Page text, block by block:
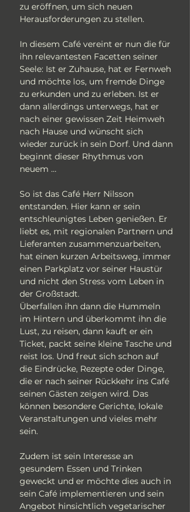
zu eröffnen, um sich neuen
Herausforderungen zu stellen.
In diesem Café vereint er nun die für
ihn relevantesten Facetten seiner
Seele: Ist er Zuhause, hat er Fernweh
und möchte los, um fremde Dinge
zu erkunden und zu erleben. Ist er
dann allerdings unterwegs, hat er
nach einer gewissen Zeit Heimweh
nach Hause und wünscht sich
wieder zurück in sein Dorf. Und dann
beginnt dieser Rhythmus von
neuem …
So ist das Café Herr Nilsson
entstanden. Hier kann er sein
entschleunigtes Leben genießen. Er
liebt es, mit regionalen Partnern und
Lieferanten zusammenzuarbeiten,
hat einen kurzen Arbeitsweg, immer
einen Parkplatz vor seiner Haustür
und nicht den Stress vom Leben in
der Großstadt.
Überfallen ihn dann die Hummeln
im Hintern und überkommt ihn die
Lust, zu reisen, dann kauft er ein
Ticket, packt seine kleine Tasche und
reist los. Und freut sich schon auf
die Eindrücke, Rezepte oder Dinge,
die er nach seiner Rückkehr ins Café
seinen Gästen zeigen wird. Das
können besondere Gerichte, lokale
Veranstaltungen und vieles mehr
sein.
Zudem ist sein Interesse an
gesundem Essen und Trinken
geweckt und er möchte dies auch in
sein Café implementieren und sein
Angebot hinsichtlich vegetarischer